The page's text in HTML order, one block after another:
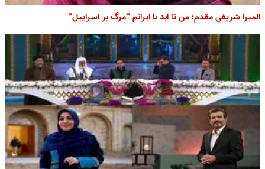
المیرا شریفی مقدم: من تا ابد با ایرانم "مرگ بر اسراییل"